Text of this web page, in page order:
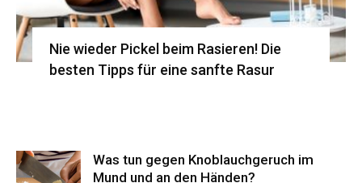
Nie wieder Pickel beim Rasieren! Die
besten Tipps für eine sanfte Rasur
Was tun gegen Knoblauchgeruch im
Mund und an den Händen?